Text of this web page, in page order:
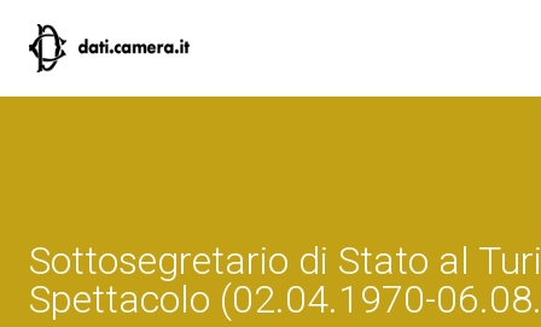
Sottosegretario di Stato al
Spettacolo (02.04.1970-